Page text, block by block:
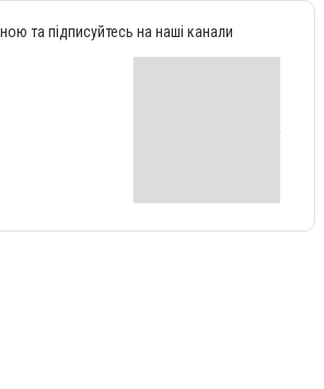
та підписуйтесь на наші канали